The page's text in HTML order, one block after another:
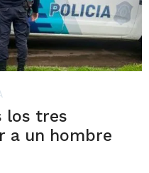
los tres
a un hombre